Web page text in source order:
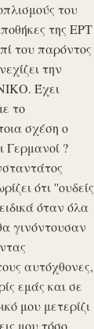
του
της ΕΡΤ
του παρόντος
την
Έχει
το
σχέση ο
Γερμανοί ?
ότι ''ουδείς
όταν όλα
γινόντουσαν
αυτόχθονες,
εμάς και σε
μου μετερίζι
μου τόσο